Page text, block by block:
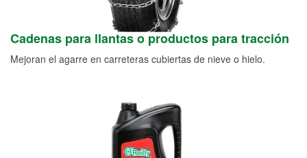
Cadenas para llantas o productos para tracción
Mejoran el agarre en carreteras cubiertas de nieve o hielo.